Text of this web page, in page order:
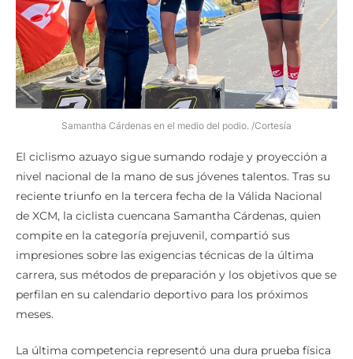
Samantha Cárdenas en el medio del podio. /Cortesía
El ciclismo azuayo sigue sumando rodaje y proyección a
nivel nacional de la mano de sus jóvenes talentos. Tras su
reciente triunfo en la tercera fecha de la Válida Nacional
de XCM, la ciclista cuencana Samantha Cárdenas, quien
compite en la categoría prejuvenil, compartió sus
impresiones sobre las exigencias técnicas de la última
carrera, sus métodos de preparación y los objetivos que se
perfilan en su calendario deportivo para los próximos
meses.
La última competencia representó una dura prueba física